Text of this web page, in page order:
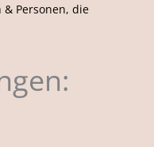
Personen, die